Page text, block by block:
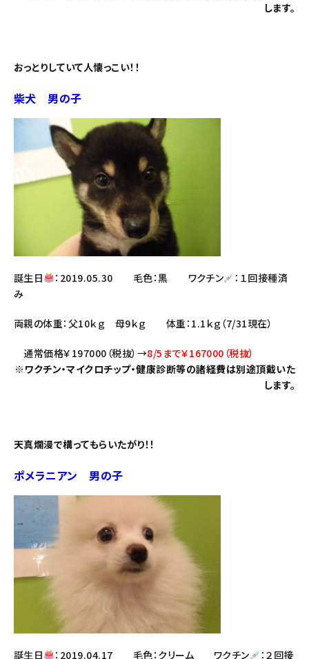
します。
おっとりしていて人懐っこい！！
柴犬 男の子
誕生日 ：2019.05.30 毛色：黒 ワクチン
：１回接種済
み
両親の体重：父10ｋｇ 母9ｋｇ 体重：1.1ｋｇ（7/31現在）
通常価格￥197000（税抜）→8/5まで￥167000（税抜）
※ワクチン・マイクロチップ・健康診断等の諸経費は別途頂戴いた
します。
天真爛漫で構ってもらいたがり！！
ポメラニアン 男の子
誕生日 ：2019.04.17 毛色：クリーム ワクチン ：２回接